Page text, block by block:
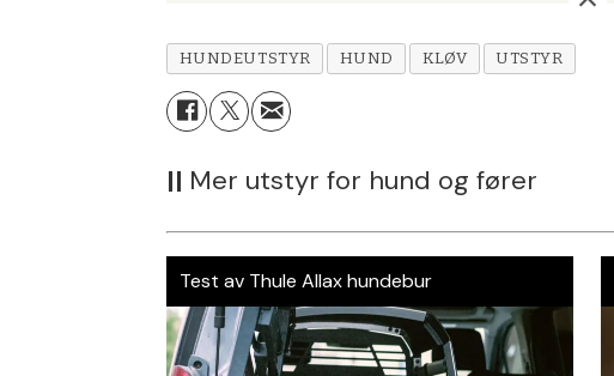
HUNDEUTSTYR HUND KLØV UTSTYR
|| Mer utstyr for hund og fører
Test av Thule Allax hundebur